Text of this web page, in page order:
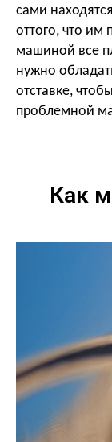
сами
оттого, что им
машиной все
нужно
отставке,
проблемной
Как